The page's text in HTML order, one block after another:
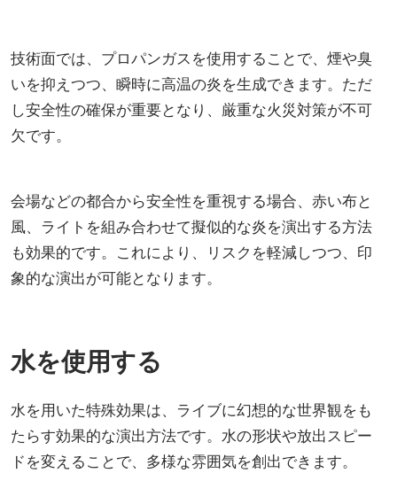
技術面では、プロパンガスを使用することで、煙や臭
いを抑えつつ、瞬時に高温の炎を生成できます。ただ
し安全性の確保が重要となり、厳重な火災対策が不可
欠です。
会場などの都合から安全性を重視する場合、赤い布と
風、ライトを組み合わせて擬似的な炎を演出する方法
も効果的です。これにより、リスクを軽減しつつ、印
象的な演出が可能となります。
水を使用する
水を用いた特殊効果は、ライブに幻想的な世界観をも
たらす効果的な演出方法です。水の形状や放出スピー
ドを変えることで、多様な雰囲気を創出できます。